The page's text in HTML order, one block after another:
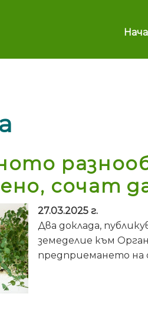
сочат
27.03.2025 г.
Два доклада,
земеделие към
предприемането на